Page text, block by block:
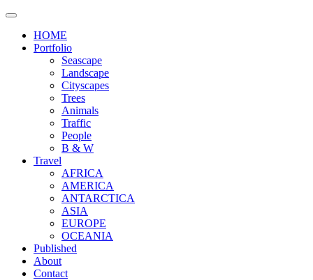
HOME
Portfolio
Seascape
Landscape
Cityscapes
Trees
Animals
Traffic
People
B & W
Travel
AFRICA
AMERICA
ANTARCTICA
ASIA
EUROPE
OCEANIA
Published
About
Contact